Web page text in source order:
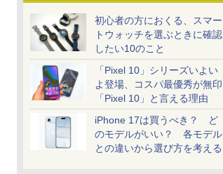
初心者の方におくる、スマー
トウォッチを選ぶときに確認
したい10のこと
「Pixel 10」シリーズいよい
よ登場、コスパ最優秀が無印
「Pixel 10」と言える理由
iPhone 17は買うべき？ ど
のモデルがいい？ 各モデル
との違いから選び方を考える